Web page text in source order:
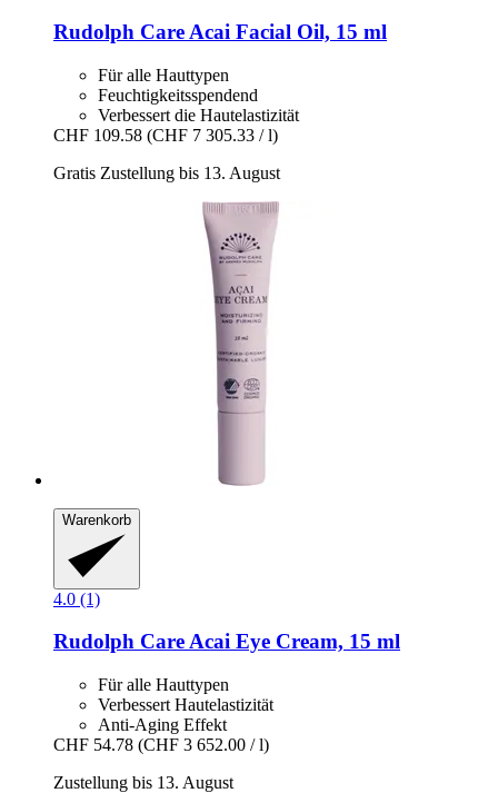
Rudolph CareAcai Facial Oil, 15 ml
Für alle Hauttypen
Feuchtigkeitsspendend
Verbessert die Hautelastizität
CHF 109.58 (CHF 7 305.33 / l)
Gratis Zustellung bis 13. August
Warenkorb
4.0 (1)
Rudolph CareAcai Eye Cream, 15 ml
Für alle Hauttypen
Verbessert Hautelastizität
Anti-Aging Effekt
CHF 54.78 (CHF 3 652.00 / l)
Zustellung bis 13. August